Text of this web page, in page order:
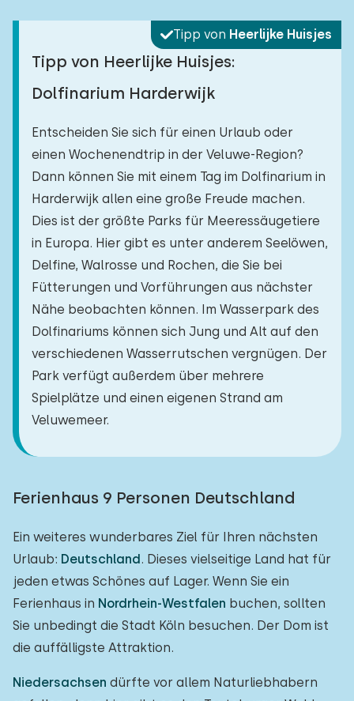
Tipp von Heerlijke Huisjes
Tipp von Heerlijke Huisjes:
Dolfinarium Harderwijk
Entscheiden Sie sich für einen Urlaub oder
einen Wochenendtrip in der Veluwe-Region?
Dann können Sie mit einem Tag im Dolfinarium in
Harderwijk allen eine große Freude machen.
Dies ist der größte Parks für Meeressäugetiere
in Europa. Hier gibt es unter anderem Seelöwen,
Delfine, Walrosse und Rochen, die Sie bei
Fütterungen und Vorführungen aus nächster
Nähe beobachten können. Im Wasserpark des
Dolfinariums können sich Jung und Alt auf den
verschiedenen Wasserrutschen vergnügen. Der
Park verfügt außerdem über mehrere
Spielplätze und einen eigenen Strand am
Veluwemeer.
Ferienhaus 9 Personen Deutschland
Ein weiteres wunderbares Ziel für Ihren nächsten
Urlaub: Deutschland. Dieses vielseitige Land hat für
jeden etwas Schönes auf Lager. Wenn Sie ein
Ferienhaus in Nordrhein-Westfalen buchen, sollten
Sie unbedingt die Stadt Köln besuchen. Der Dom ist
die auffälligste Attraktion.
Niedersachsen dürfte vor allem Naturliebhabern